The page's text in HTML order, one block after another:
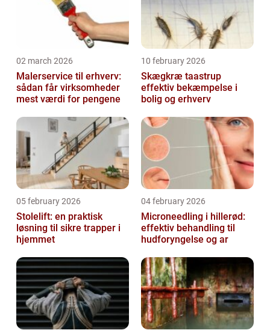
02 march 2026
Malerservice til erhverv:
sådan får virksomheder
mest værdi for pengene
10 february 2026
Skægkræ taastrup
effektiv bekæmpelse i
bolig og erhverv
05 february 2026
Stolelift: en praktisk
løsning til sikre trapper i
hjemmet
04 february 2026
Microneedling i hillerød:
effektiv behandling til
hudforyngelse og ar